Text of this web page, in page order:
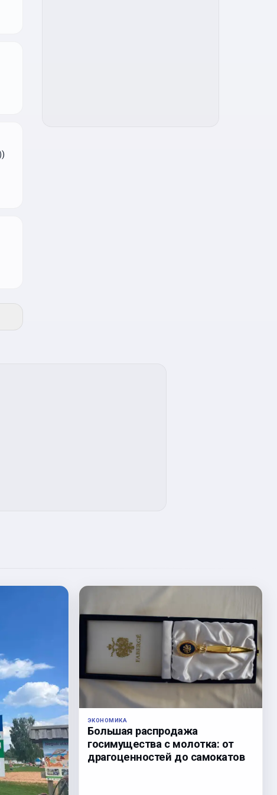
ЭКОНОМИКА
Большая распродажа
госимущества с молотка: от
драгоценностей до самокатов